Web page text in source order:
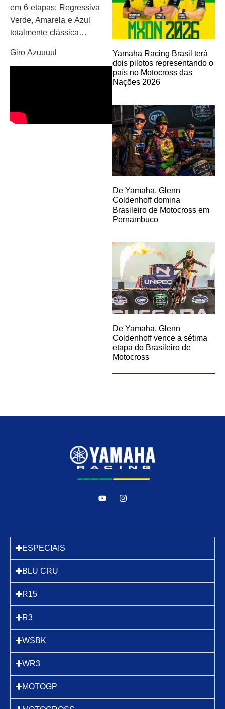
em 6 etapas; Regressiva
Verde, Amarela e Azul
totalmente clássica…
Giro Azuuuul
Yamaha Racing Brasil terá
dois pilotos representando o
país no Motocross das
Nações 2026
De Yamaha, Glenn
Coldenhoff domina
Brasileiro de Motocross em
Pernambuco
De Yamaha, Glenn
Coldenhoff vence a sétima
etapa do Brasileiro de
Motocross
ESPECIAIS
BLU CRU
R15
R3
WSBK
WR3
MOTOGP